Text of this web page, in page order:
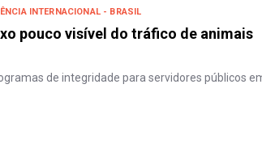
INTERNACIONAL - BRASIL
pouco visível do tráfico de animais
de integridade para servidores públicos